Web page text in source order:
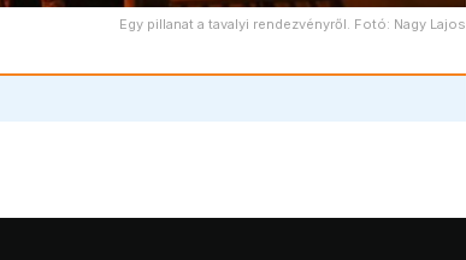
Egy pillanat a tavalyi rendezvényről. Fotó: Nagy Lajos